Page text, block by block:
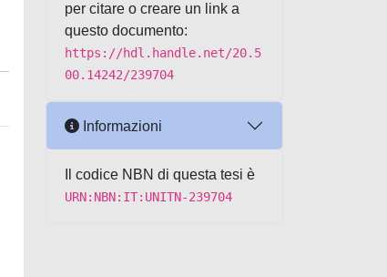
per citare o creare un link a
questo documento:
https://hdl.handle.net/20.5
00.14242/239704
Informazioni
Il codice NBN di questa tesi è
URN:NBN:IT:UNITN-239704